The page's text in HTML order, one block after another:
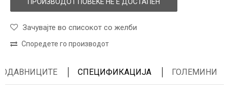
Зачувајте во списокот со желби
Споредете го производот
СПЕЦИФИКАЦИЈА ГОЛЕМИНИ